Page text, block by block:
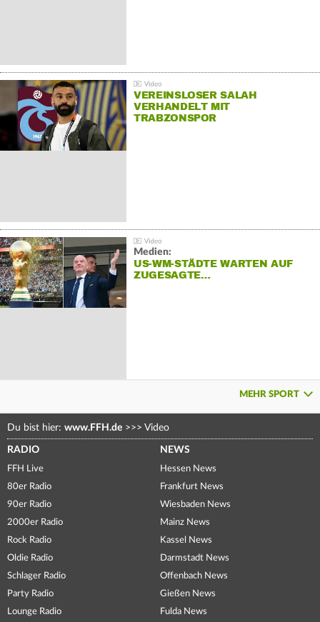
VEREINSLOSER SALAH
VERHANDELT MIT
TRABZONSPOR
Medien:
US-WM-STÄDTE WARTEN AUF
ZUGESAGTE…
MEHR SPORT
Du bist hier: www.FFH.de >>> Video
RADIO
FFH Live
80er Radio
90er Radio
2000er Radio
Rock Radio
Oldie Radio
Schlager Radio
Party Radio
Lounge Radio
NEWS
Hessen News
Frankfurt News
Wiesbaden News
Mainz News
Kassel News
Darmstadt News
Offenbach News
Gießen News
Fulda News